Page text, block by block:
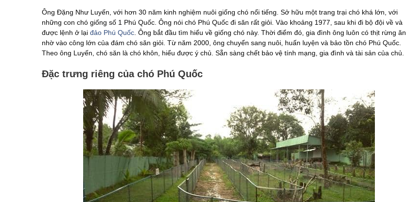
Ông Đặng Như Luyến, với hơn 30 năm kinh nghiệm nuôi giống chó nổi tiếng. Sở hữu một trang trại chó khá lớn, với
những con chó giống số 1 Phú Quốc. Ông nói chó Phú Quốc đi săn rất giỏi. Vào khoảng 1977, sau khi đi bộ đội về và
được lệnh ở lại đảo Phú Quốc . Ông bắt đầu tìm hiểu về giống chó này. Thời điểm đó, gia đình ông luôn có thịt rừng ăn
nhờ vào công lớn của đám chó săn giỏi. Từ năm 2000, ông chuyển sang nuôi, huấn luyện và bảo tồn chó Phú Quốc.
Theo ông Luyến, chó săn là chó khôn, hiểu được ý chủ. Sẵn sàng chết bảo vệ tính mạng, gia đình và tài sản của chủ.
Đặc trưng riêng của chó Phú Quốc